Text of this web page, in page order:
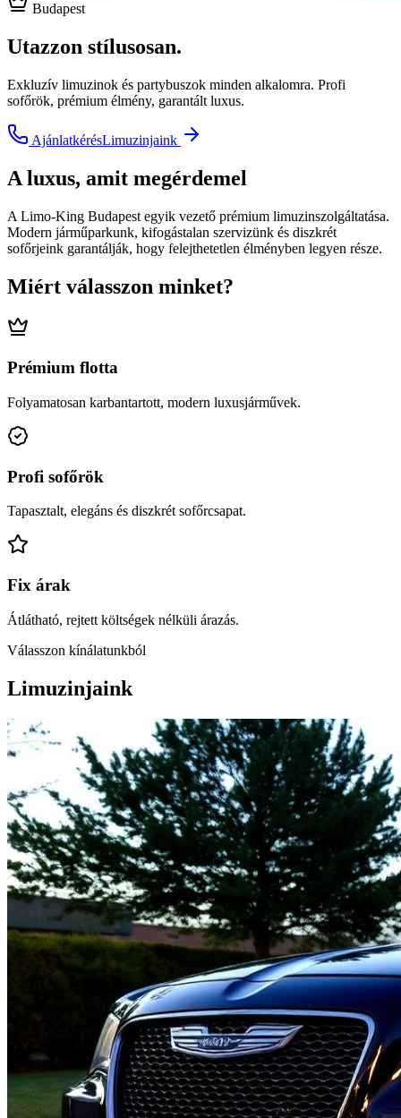
Budapest
Utazzon stílusosan.
Exkluzív limuzinok és partybuszok minden alkalomra. Profi
sofőrök, prémium élmény, garantált luxus.
AjánlatkérésLimuzinjaink
A luxus, amit megérdemel
A Limo-King Budapest egyik vezető prémium limuzinszolgáltatása.
Modern járműparkunk, kifogástalan szervizünk és diszkrét
sofőrjeink garantálják, hogy felejthetetlen élményben legyen része.
Miért válasszon minket?
Prémium flotta
Folyamatosan karbantartott, modern luxusjárművek.
Profi sofőrök
Tapasztalt, elegáns és diszkrét sofőrcsapat.
Fix árak
Átlátható, rejtett költségek nélküli árazás.
Válasszon kínálatunkból
Limuzinjaink